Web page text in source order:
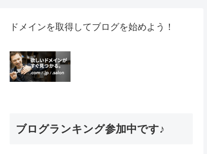
ドメインを取得してブログを始めよう！
ブログランキング参加中です♪